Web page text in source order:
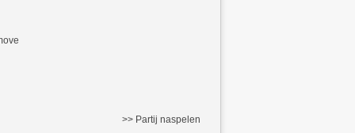
>> Partij naspelen